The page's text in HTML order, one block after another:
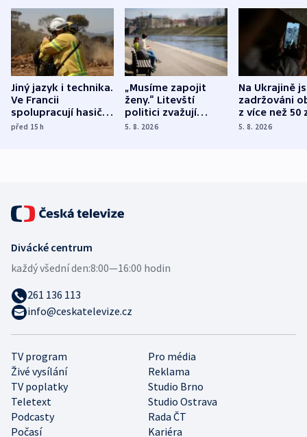
Jiný jazyk i technika.
Ve Francii
spolupracují hasiči z
různých zemí
před 15h
„Musíme zapojit
ženy.“ Litevští
politici zvažují
dohodu o
5. 8. 2026
Na Ukrajině
zadržováni
z více než 50
Bojovali na
5. 8. 2026
TV program
Pro média
Živé vysílání
Reklama
TV poplatky
Studio Brno
Teletext
Studio Ostrava
Podcasty
Rada ČT
Počasí
Kariéra
Divácké centrum
každý všední den:8:00—16:00 hodin
261 136 113
info@ceskatelevize.cz